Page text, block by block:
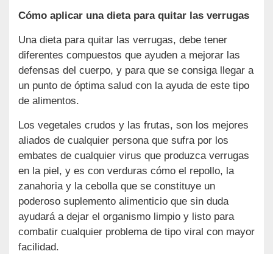
Cómo aplicar una dieta para quitar las verrugas
Una dieta para quitar las verrugas, debe tener
diferentes compuestos que ayuden a mejorar las
defensas del cuerpo, y para que se consiga llegar a
un punto de óptima salud con la ayuda de este tipo
de alimentos.
Los vegetales crudos y las frutas, son los mejores
aliados de cualquier persona que sufra por los
embates de cualquier virus que produzca verrugas
en la piel, y es con verduras cómo el repollo, la
zanahoria y la cebolla que se constituye un
poderoso suplemento alimenticio que sin duda
ayudará a dejar el organismo limpio y listo para
combatir cualquier problema de tipo viral con mayor
facilidad.